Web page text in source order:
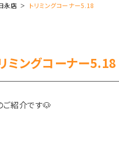
永店 トリミングコーナー5.18
ミングコーナー5.18
ご紹介です🐶